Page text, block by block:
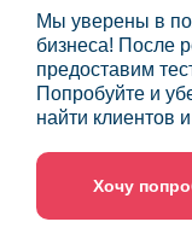
Мы уверены в
бизнеса! После
предоставим
Попробуйте и
найти клиентов
Хочу